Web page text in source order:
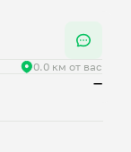
0.0 км от вас
—